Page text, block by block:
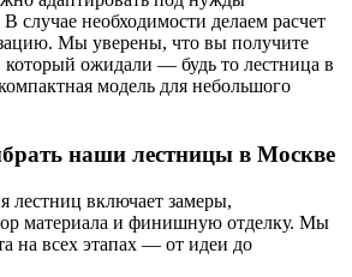
случае необходимости делаем расчет
Мы уверены, что вы получите
который ожидали — будь то лестница в
модель для небольшого
наши лестницы в Москве
лестниц включает замеры,
материала и финишную отделку. Мы
на всех этапах — от идеи до